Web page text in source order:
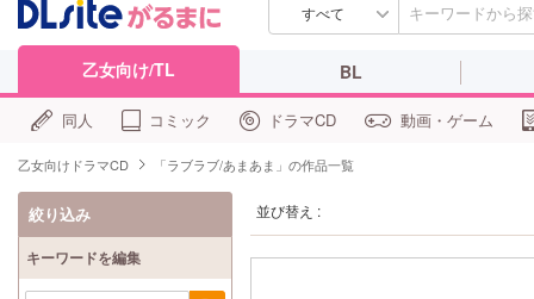
すべて
乙女向け/TL BL
同人 コミック ドラマCD 動画・ゲーム
乙女向けドラマCD 「ラブラブ/あまあま」の作品一覧
並び替え :
絞り込み
キーワードを編集